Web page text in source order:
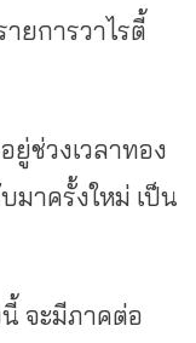
ยการวาไรตี้
ยู่ช่วงเวลาทอง
มาครั้งใหม่ เป็น
จะมีภาคต่อ